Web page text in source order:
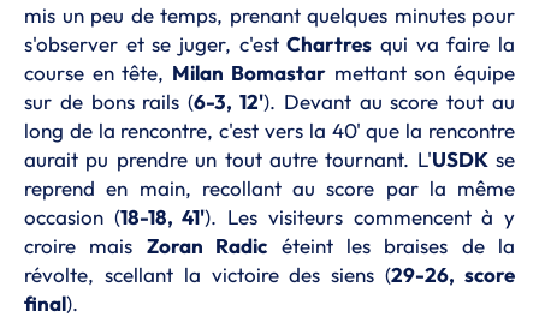
mis un peu de temps, prenant quelques minutes pour
s'observer et se juger, c'estChartres qui va faire la
course en tête, Milan Bomastarmettant son équipe
sur de bons rails (6-3, 12'). Devant au score tout au
long de la rencontre, c'est vers la 40' que la rencontre
aurait pu prendre un tout autre tournant. L'USDKse
reprend en main, recollant au score par la même
occasion (18-18, 41'). Les visiteurs commencent à y
croire mais Zoran Radic éteint les braises de la
révolte, scellant la victoire des siens (29-26, score
final).